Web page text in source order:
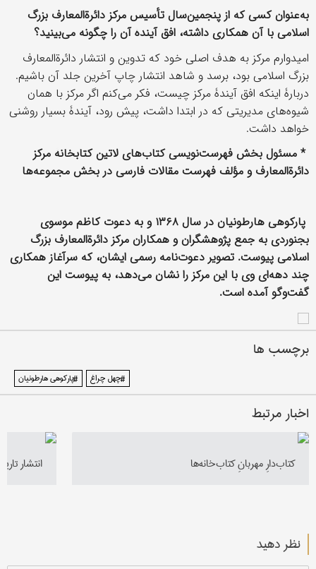
به‌عنوان کسی که از پنجمین‌سال تأسیس مرکز دائرةالمعارف بزرگ
اسلامی با آن همکاری داشته‌، افق آیندۀ آن را چگونه می‌بینید؟
امیدوارم مرکز به هدف اصلی خود که تدوین و انتشار دائرةالمعارف
بزرگ اسلامی بود، برسد و شاهد انتشار چاپ آخرین جلد آن باشیم.
دربارۀ اینکه افق آیندۀ مرکز چیست، فکر می‌کنم اگر مرکز با همان
شیوه‌های مدیریتی که در ابتدا داشت، پیش رود، آیندۀ بسیار روشنی
خواهد داشت.
* مسئول بخش فهرست‌نویسی کتاب‌های لاتین کتابخانۀ مرکز
دائرةالمعارف و مؤلف فهرست مقالات فارسی در بخش مجموعه‌ها
پارکوهی هارطونیان در سال ۱۳۶۸ و به دعوت کاظم موسوی
بجنوردی به جمع پژوهشگران و همکاران مرکز دائرة‌المعارف بزرگ
اسلامی پیوست. تصویر دعوت‌نامه رسمی ایشان، که سرآغاز همکاری
چند دهه‌ای وی با این مرکز را نشان می‌دهد، به پیوست این
گفت‌وگو آمده است.
برچسب ها
#چهل چراغ #پارکوهی هارطونیان
اخبار مرتبط
کتاب‌دارِ مهربانِ کتاب‌‎خانه‌ها انتشار
نظر دهید